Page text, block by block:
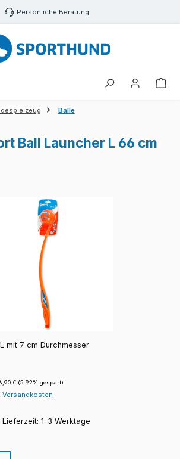
Persönliche Beratung
Bälle
Ball Launcher L 66 cm
mit 7 cm Durchmesser
Preis:
€ (5.92% gespart)
Versandkosten
1-3 Werktage